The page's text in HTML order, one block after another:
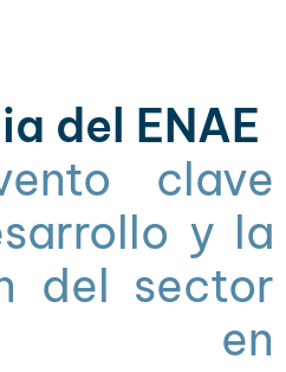
del ENAE
clave
y la
del sector
en